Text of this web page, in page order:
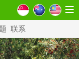
联系